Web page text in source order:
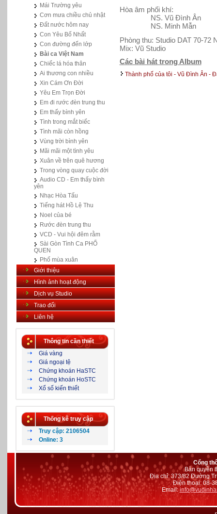
Mái Trường yêu
Cơn mưa chiều chủ nhật
Đất nước hôm nay
Con Yêu Bố Nhất
Con đường đến lớp
Bài ca Việt Nam
Chiếc lá hóa thân
Ai thương con nhiều
Xin Cám Ơn Đời
Yêu Em Trọn Đời
Em đi rước đèn trung thu
Em thấy bình yên
Tình trong mắt biếc
Tình mãi còn hồng
Vùng trời bình yên
Mãi mãi một tình yêu
Xuân về trên quê hương
Trong vòng quay cuộc đời
Audio CD - Em thấy bình
yên
Nhạc Hòa Tấu
Tiếng hát Hồ Lệ Thu
Noel của bé
Rước đèn trung thu
VCD - Vui hội đêm rằm
Sài Gòn Tình Ca PHỐ
QUEN
Phố mùa xuân
Giới thiệu
Hình ảnh hoạt động
Dịch vụ Studio
Trao đổi
Liên hệ
Thông tin cần thiết
Giá vàng
Giá ngoại tệ
Chứng khoán HaSTC
Chứng khoán HoSTC
Xổ số kiến thiết
Thống kê truy cập
Truy cập: 2106504
Online: 3
Hòa âm phối khí:
NS. Vũ Đình Ân
NS. Minh Mẫn
Phòng thu: Studio DAT 70-72
Mix: Vũ Studio
Các bài hát trong Album
Thành phố của tôi - Vũ Đình Ân -
Cổng
Bản quyền
Địa chỉ: 373/82 Đường
Điện thoại: 08-
Email: